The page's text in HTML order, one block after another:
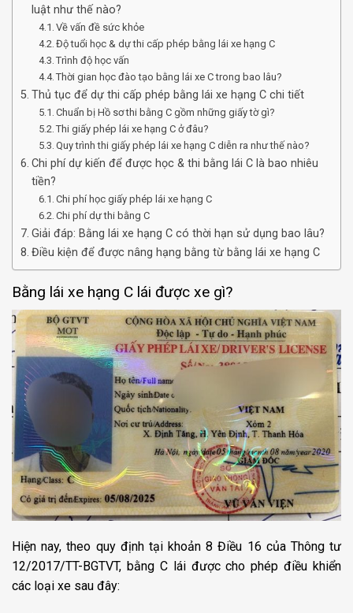
luật như thế nào?
Về vấn đề sức khỏe
Độ tuổi học & dự thi cấp phép bằng lái xe hạng C
Trình độ học vấn
Thời gian học đào tạo bằng lái xe C trong bao lâu?
Thủ tục để dự thi cấp phép bằng lái xe hạng C chi tiết
Chuẩn bị Hồ sơ thi bằng C gồm những giấy tờ gì?
Thi giấy phép lái xe hạng C ở đâu?
Quy trình thi giấy phép lái xe hạng C diễn ra như thế nào?
Chi phí dự kiến để được học & thi bằng lái C là bao nhiêu
tiền?
Chi phí học giấy phép lái xe hạng C
Chi phí dự thi bằng C
Giải đáp: Bằng lái xe hạng C có thời hạn sử dụng bao lâu?
Điều kiện để được nâng hạng bằng từ bằng lái xe hạng C
Bằng lái xe hạng C lái được xe gì?
Hiện nay, theo quy định tại khoản 8 Điều 16 của Thông tư
12/2017/TT-BGTVT, bằng C lái được cho phép điều khiển
các loại xe sau đây: